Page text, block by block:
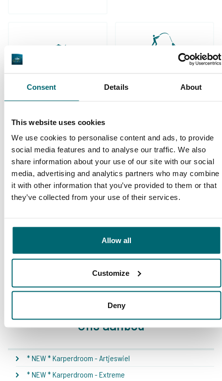
Consent Details About
This website uses cookies
We use cookies to personalise content and ads, to provide
social media features and to analyse our traffic. We also
share information about your use of our site with our social
media, advertising and analytics partners who may combine
it with other information that you’ve provided to them or that
they’ve collected from your use of their services.
Allow all
Customize
Deny
vissers geholpen
De grootste
karpervissers
Deze karpermerken gingen u al
voor!
Ons aanbod
* NEW * Karperdroom - Artjeswiel
* NEW * Karperdroom - Extreme